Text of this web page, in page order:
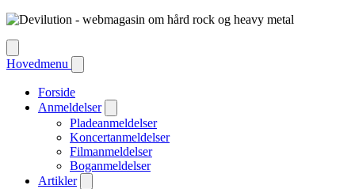
Hovedmenu
Forside
Anmeldelser
Pladeanmeldelser
Koncertanmeldelser
Filmanmeldelser
Boganmeldelser
Artikler